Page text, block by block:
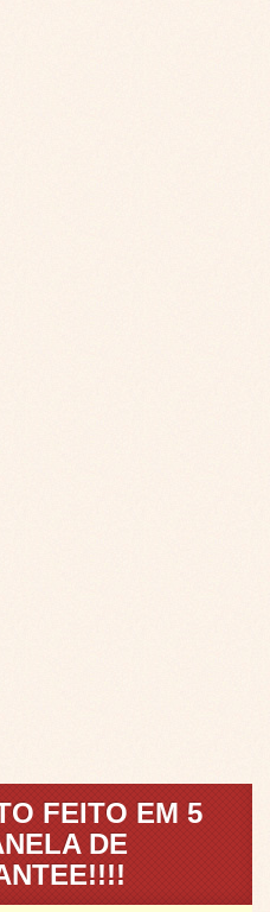
FEITO EM 5
DE